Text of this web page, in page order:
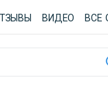
ВИДЕО ВСE